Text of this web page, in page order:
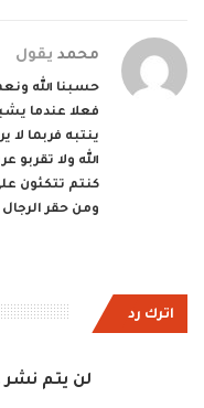
محمد يقول
حسبنا الله
فعلا عندما
ينتبه فربما لا
الله ولا تقربو
كنتم تتكئون
ومن حقر الرجال
اترك رد
لن يتم نشر